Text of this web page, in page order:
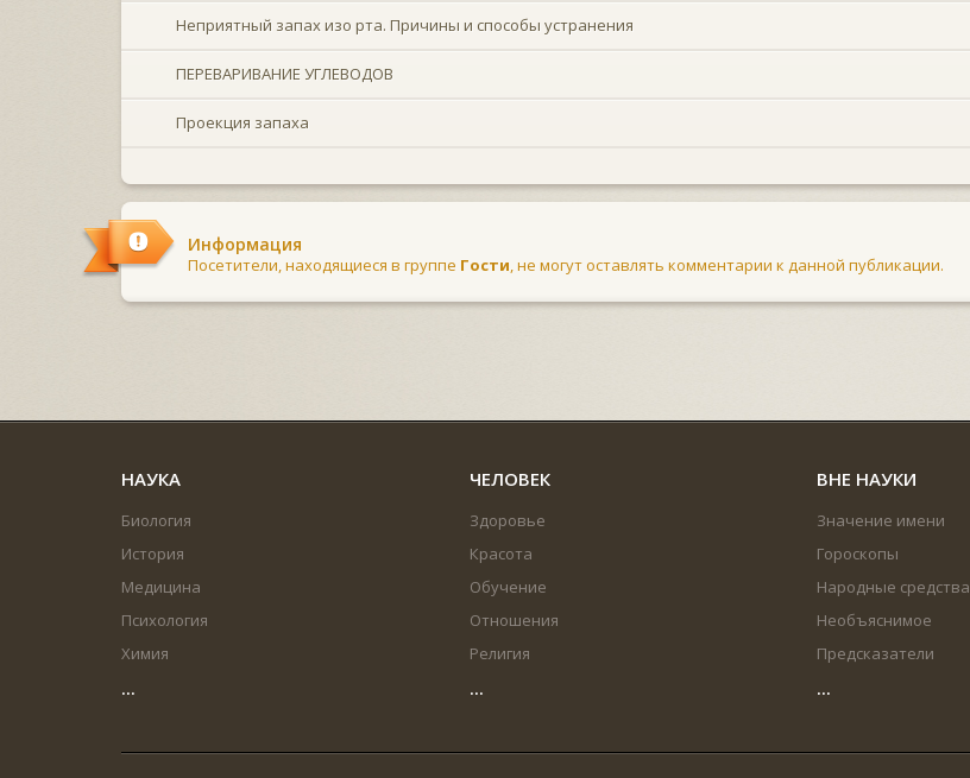
Неприятный запах изо рта. Причины и способы устранения
ПЕРЕВАРИВАНИЕ УГЛЕВОДОВ
Проекция запаха
Информация
Посетители, находящиеся в группе Гости, не могут оставлять комментарии к данной публикации.
НАУКА
Биология
История
Медицина
Психология
Химия
...
ЧЕЛОВЕК
Здоровье
Красота
Обучение
Отношения
Религия
...
ВНЕ НАУКИ
Значение имени
Гороскопы
Народные средства
Необъяснимое
Предсказатели
...